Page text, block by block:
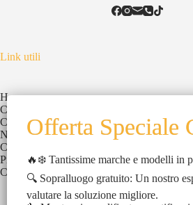
Link utili
Home
Chi Siamo
Catalogo
News
Contatti
Privacy Policy
Cookies Policy
🔥❄️ Tantissime marche e modelli in
🔍 Sopralluogo gratuito: Un nostro
valutare la soluzione migliore.